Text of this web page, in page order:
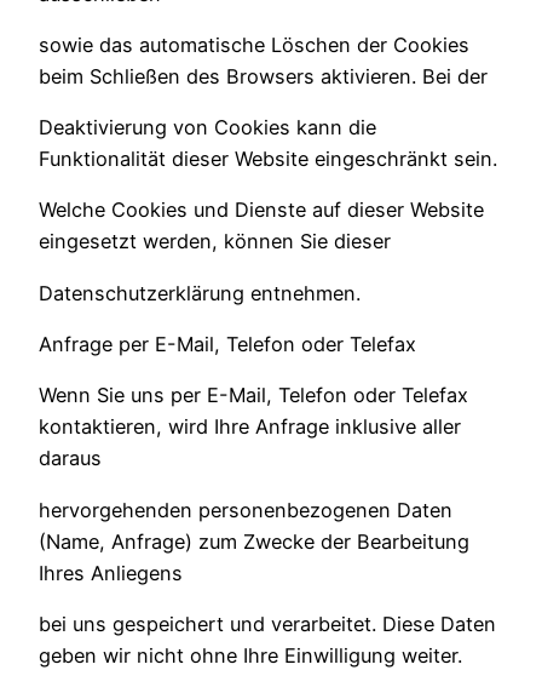
sowie das automatische Löschen der Cookies
beim Schließen des Browsers aktivieren. Bei der
Deaktivierung von Cookies kann die
Funktionalität dieser Website eingeschränkt sein.
Welche Cookies und Dienste auf dieser Website
eingesetzt werden, können Sie dieser
Datenschutzerklärung entnehmen.
Anfrage per E-Mail, Telefon oder Telefax
Wenn Sie uns per E-Mail, Telefon oder Telefax
kontaktieren, wird Ihre Anfrage inklusive aller
daraus
hervorgehenden personenbezogenen Daten
(Name, Anfrage) zum Zwecke der Bearbeitung
Ihres Anliegens
bei uns gespeichert und verarbeitet. Diese Daten
geben wir nicht ohne Ihre Einwilligung weiter.